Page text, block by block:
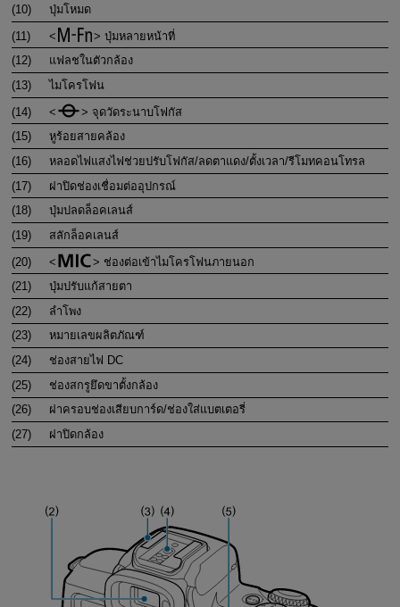
(10)
ปุ่มโหมด
(11)
ปุ่มหลายหน้าที่
(12)
แฟลชในตัวกล้อง
(13)
ไมโครโฟน
(14)
จุดวัดระนาบโฟกัส
(15)
หูร้อยสายคล้อง
(16)
หลอดไฟแสงไฟช่วยปรับโฟกัส/ลดตาแดง/ตั้งเวลา/รีโมทคอนโทรล
(17)
ฝาปิดช่องเชื่อมต่ออุปกรณ์
(18)
ปุ่มปลดล็อคเลนส์
(19)
สลักล็อคเลนส์
(20)
ช่องต่อเข้าไมโครโฟนภายนอก
(21)
ปุ่มปรับแก้สายตา
(22)
ลำโพง
(23)
หมายเลขผลิตภัณฑ์
(24)
ช่องสายไฟ DC
(25)
ช่องสกรูยึดขาตั้งกล้อง
(26)
ฝาครอบช่องเสียบการ์ด/ช่องใส่แบตเตอรี่
(27)
ฝาปิดกล้อง